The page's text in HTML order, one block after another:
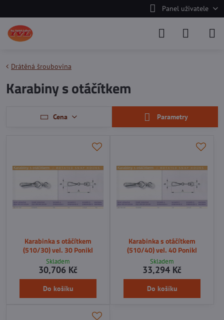
Panel uživatele
Drátěná šroubovina
Karabiny s otáčítkem
Cena Parametry
Karabinka s otáčítkem
(510/30) vel. 30 Ponikl
Skladem
30,706 Kč
Do košíku
Karabinka s otáčítkem
(510/40) vel. 40 Ponikl
Skladem
33,294 Kč
Do košíku